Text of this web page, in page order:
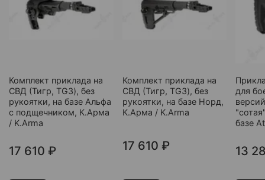
Комплект приклада на
СВД (Тигр, TG3), без
рукоятки, на базе Альфа
с подщечником, К.Арма
/ K.Arma
17 610 ₽
Комплект приклада на
СВД (Тигр, TG3), без
рукоятки, на базе Норд,
К.Арма / K.Arma
17 610 ₽
для
базе
13